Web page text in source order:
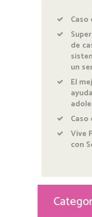
de
un
El
Vive
con